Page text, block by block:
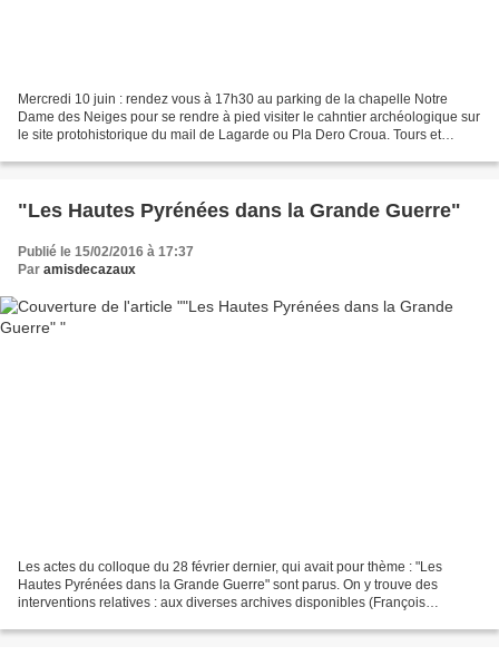
Mercredi 10 juin : rendez vous à 17h30 au parking de la chapelle Notre
Dame des Neiges pour se rendre à pied visiter le cahntier archéologique sur
le site protohistorique du mail de Lagarde ou Pla Dero Croua. Tours et
"Les Hautes Pyrénées dans la Grande Guerre"
Publié le 15/02/2016 à 17:37
Par amisdecazaux
Les actes du colloque du 28 février dernier, qui avait pour thème : "Les
Hautes Pyrénées dans la Grande Guerre" sont parus. On y trouve des
interventions relatives : aux diverses archives disponibles (François